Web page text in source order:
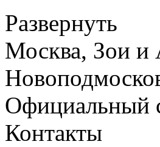
Развернуть
Москва, Зои и
Официальный
Контакты